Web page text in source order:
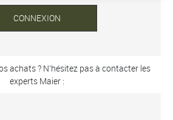
CONNEXION
achats ? N’hésitez pas à contacter les
experts Maier :